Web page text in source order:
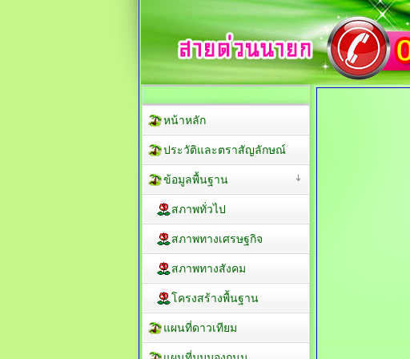
หน้าหลัก
ประวัติและตราสัญลักษณ์
ข้อมูลพื้นฐาน
สภาพทั่วไป
สภาพทางเศรษฐกิจ
สภาพทางสังคม
โครงสร้างพื้นฐาน
แผนที่ดาวเทียม